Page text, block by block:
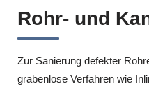
Rohr- und
Zur Sanierung defekter
grabenlose Verfahren wie